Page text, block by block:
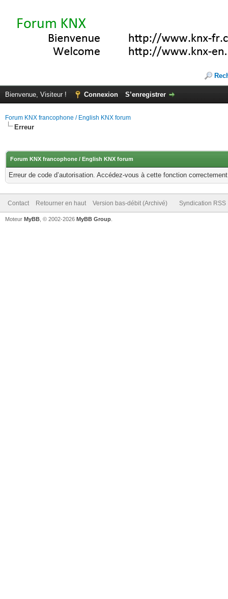
Bienvenue, Visiteur ! Connexion S’enregistrer
Forum KNX francophone / English KNX forum
Erreur
Forum KNX francophone / English KNX forum
Erreur de code d’autorisation. Accédez-vous à cette fonction
Contact Retourner en haut Version bas-débit (Archivé) Syndication RSS
Moteur MyBB , © 2002-2026 MyBB Group